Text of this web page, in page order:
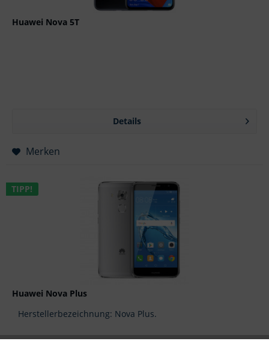
Huawei Nova 5T
Details
Merken
TIPP!
Huawei Nova Plus
Herstellerbezeichnung: Nova Plus.